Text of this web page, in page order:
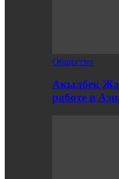
Общество
Акылбек
работе в